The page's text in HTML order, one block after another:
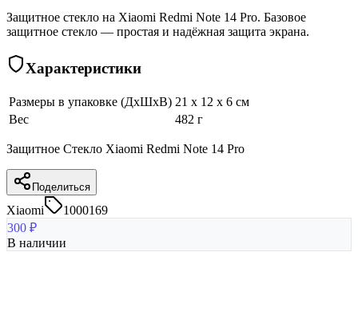
Защитное стекло на Xiaomi Redmi Note 14 Pro. Базовое
защитное стекло — простая и надёжная защита экрана.
Характеристики
Размеры в упаковке (ДхШхВ) 21 x 12 x 6 см
Вес
482 г
Защитное Стекло Xiaomi Redmi Note 14 Pro
Поделиться
Xiaomi
1000169
300 ₽
В наличии